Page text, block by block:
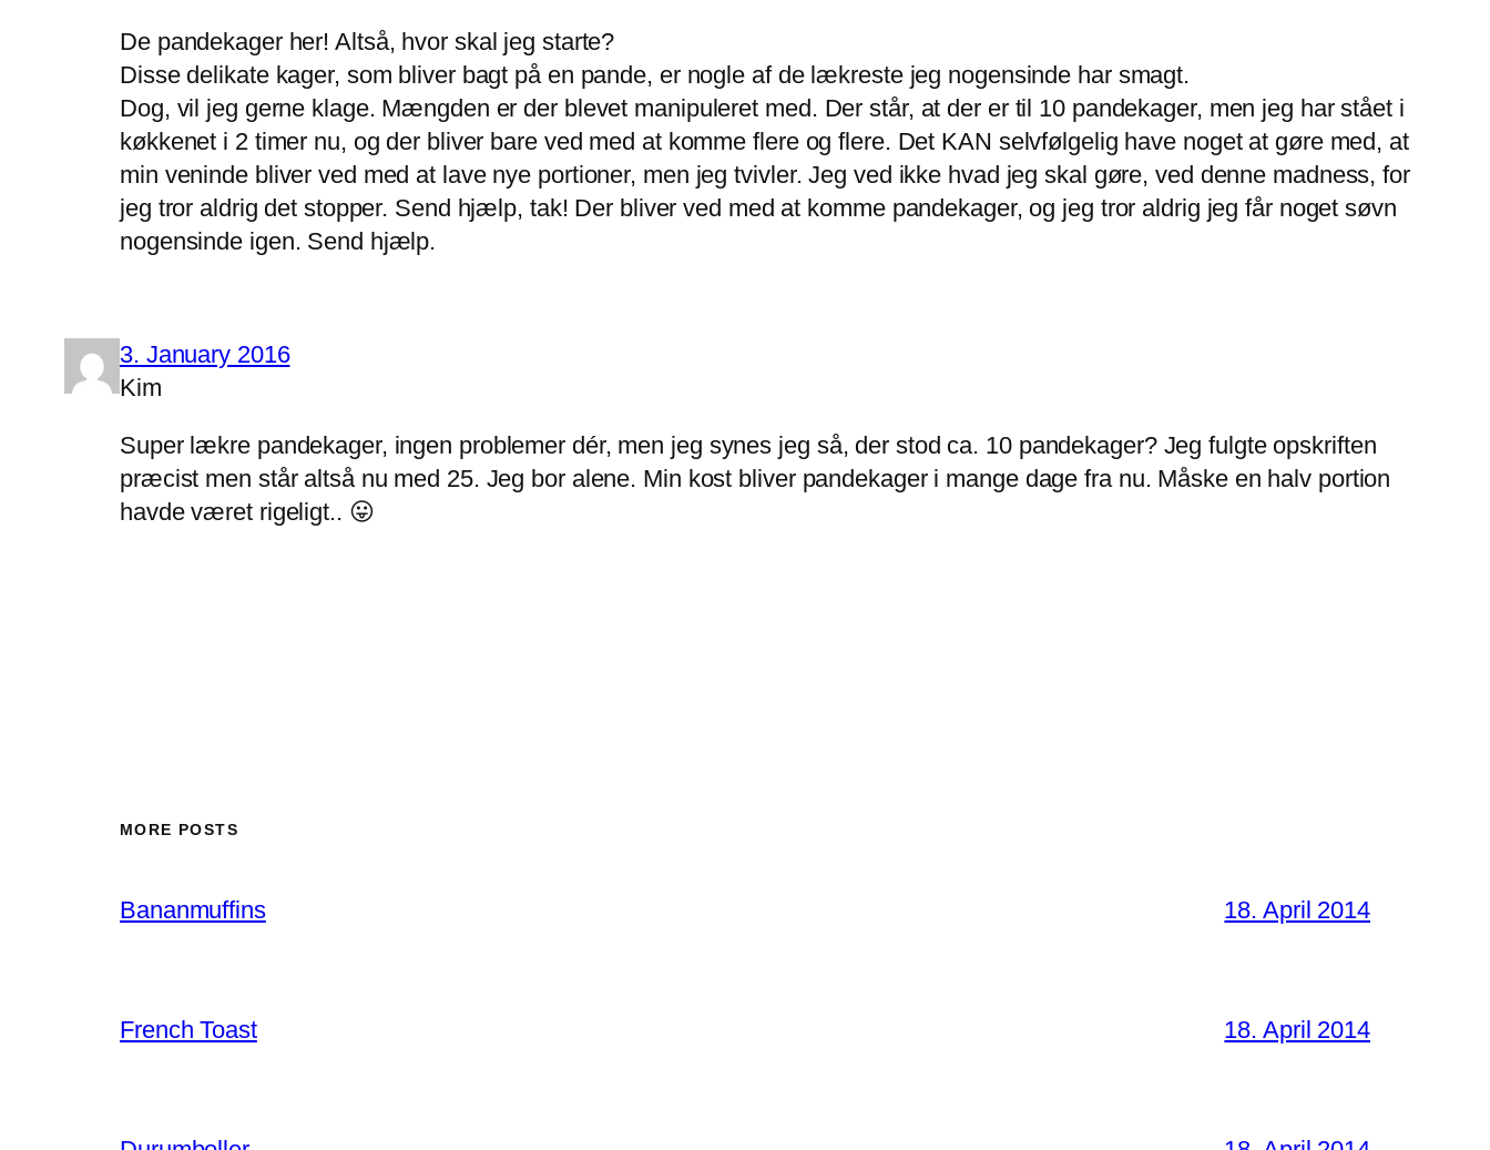
De pandekager her! Altså, hvor skal jeg starte?
Disse delikate kager, som bliver bagt på en pande, er nogle af de lækreste jeg nogensinde har smagt.
Dog, vil jeg gerne klage. Mængden er der blevet manipuleret med. Der står, at der er til 10 pandekager, men jeg har stået i
køkkenet i 2 timer nu, og der bliver bare ved med at komme flere og flere. Det KAN selvfølgelig have noget at gøre med, at
min veninde bliver ved med at lave nye portioner, men jeg tvivler. Jeg ved ikke hvad jeg skal gøre, ved denne madness, for
jeg tror aldrig det stopper. Send hjælp, tak! Der bliver ved med at komme pandekager, og jeg tror aldrig jeg får noget søvn
nogensinde igen. Send hjælp.
3. January 2016
Kim
Super lækre pandekager, ingen problemer dér, men jeg synes jeg så, der stod ca. 10 pandekager? Jeg fulgte opskriften
præcist men står altså nu med 25. Jeg bor alene. Min kost bliver pandekager i mange dage fra nu. Måske en halv portion
havde været rigeligt.. 😛
MORE POSTS
Bananmuffins 18. April 2014
French Toast 18. April 2014